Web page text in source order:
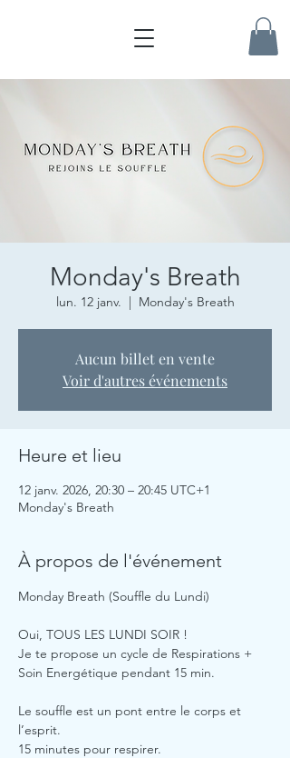
Monday's Breath
lun. 12 janv.
  |
Monday's Breath
Aucun billet en vente
Voir d'autres événements
Heure et lieu
12 janv. 2026, 20:30 – 20:45 UTC+1
Monday's Breath
À propos de l'événement
Monday Breath (Souffle du Lundi)
Oui, TOUS LES LUNDI SOIR !
Je te propose un cycle de Respirations +
Soin Energétique pendant 15 min.
Le souffle est un pont entre le corps et
l’esprit.
15 minutes pour respirer.